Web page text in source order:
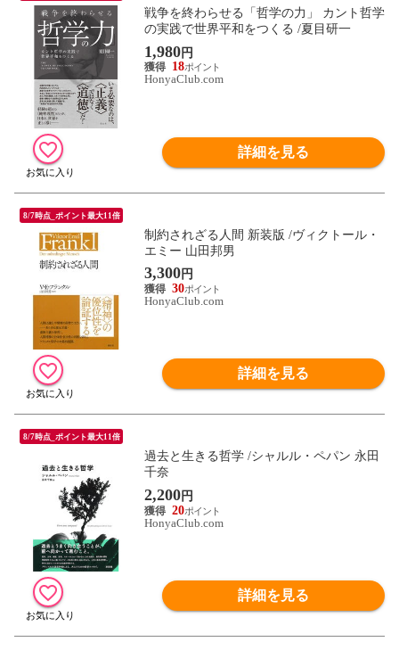
戦争を終わらせる「哲学の力」 カント哲学
の実践で世界平和をつくる /夏目研一
1,980円
18
HonyaClub.com
詳細を見る
8/7時点_ポイント最大11倍
制約されざる人間 新装版 /ヴィクトール・
エミー 山田邦男
3,300円
30
HonyaClub.com
詳細を見る
8/7時点_ポイント最大11倍
過去と生きる哲学 /シャルル・ペパン 永田
千奈
2,200円
20
HonyaClub.com
詳細を見る